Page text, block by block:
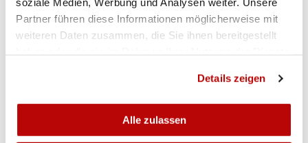
Partner führen diese Informationen möglicherweise mit
weiteren Daten zusammen, die Sie ihnen bereitgestellt
Details zeigen
Alle zulassen